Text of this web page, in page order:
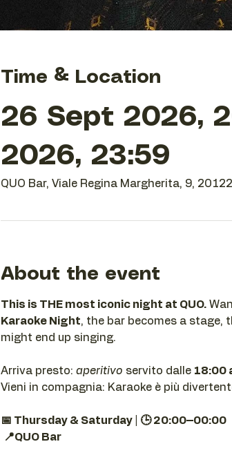
Time & Location
26 Sept 2026,
2026, 23:59
QUO Bar, Viale Regina Margherita, 9,
About the event
This is THE most iconic night at QUO.
Karaoke Night, the bar becomes a stage,
might end up singing.
Arriva presto: aperitivo servito dalle 18:00
Vieni in compagnia: Karaoke è più
📅 Thursday & Saturday | 🕒 20:00–00:00
📍QUO Bar